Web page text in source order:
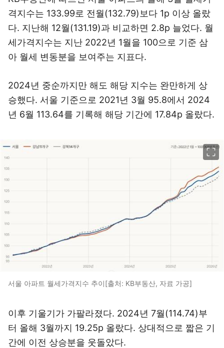
격지수는 133.99로 전월(132.79)보다 1p 이상 올랐
다. 지난해 12월(131.19)과 비교하면 2.8p 늘었다. 월
세가격지수는 지난 2022년 1월을 100으로 기준 삼
아 월세 변동분을 보여주는 지표다.
2024년 중순까지만 해도 해당 지수는 완만하게 상
승했다. 서울 기준으로 2021년 3월 95.8에서 2024
년 6월 113.64를 기록해 해당 기간에 17.84p 올랐다.
서울 아파트 월세가격지수 추이[출처: KB부동산, 자료 가공]
이후 기울기가 가팔라졌다. 2024년 7월(114.74)부
터 올해 3월까지 19.25p 올랐다. 상대적으로 짧은 기
간에 이전 상승분을 웃돌았다.